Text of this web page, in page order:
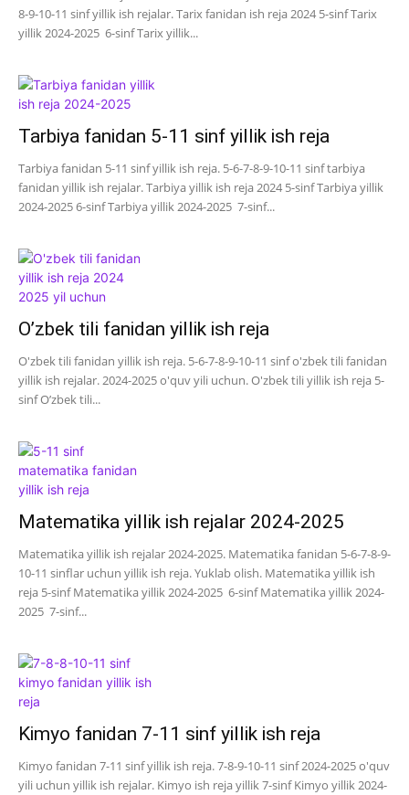
8-9-10-11 sinf yillik ish rejalar. Tarix fanidan ish reja 2024 5-sinf Tarix
yillik 2024-2025 6-sinf Tarix yillik...
Tarbiya fanidan 5-11 sinf yillik ish reja
Tarbiya fanidan 5-11 sinf yillik ish reja. 5-6-7-8-9-10-11 sinf tarbiya
fanidan yillik ish rejalar. Tarbiya yillik ish reja 2024 5-sinf Tarbiya yillik
2024-2025 6-sinf Tarbiya yillik 2024-2025 7-sinf...
O’zbek tili fanidan yillik ish reja
O'zbek tili fanidan yillik ish reja. 5-6-7-8-9-10-11 sinf o'zbek tili fanidan
yillik ish rejalar. 2024-2025 o'quv yili uchun. O'zbek tili yillik ish reja 5-
sinf O’zbek tili...
Matematika yillik ish rejalar 2024-2025
Matematika yillik ish rejalar 2024-2025. Matematika fanidan 5-6-7-8-9-
10-11 sinflar uchun yillik ish reja. Yuklab olish. Matematika yillik ish
reja 5-sinf Matematika yillik 2024-2025 6-sinf Matematika yillik 2024-
2025 7-sinf...
Kimyo fanidan 7-11 sinf yillik ish reja
Kimyo fanidan 7-11 sinf yillik ish reja. 7-8-9-10-11 sinf 2024-2025 o'quv
yili uchun yillik ish rejalar. Kimyo ish reja yillik 7-sinf Kimyo yillik 2024-